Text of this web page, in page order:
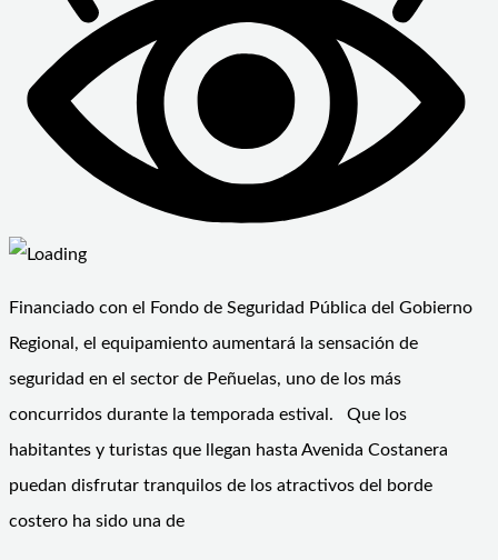
Financiado con el Fondo de Seguridad Pública del Gobierno
Regional, el equipamiento aumentará la sensación de
seguridad en el sector de Peñuelas, uno de los más
concurridos durante la temporada estival. Que los
habitantes y turistas que llegan hasta Avenida Costanera
puedan disfrutar tranquilos de los atractivos del borde
costero ha sido una de